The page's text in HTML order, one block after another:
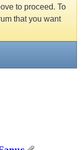
to proceed. To
that you want